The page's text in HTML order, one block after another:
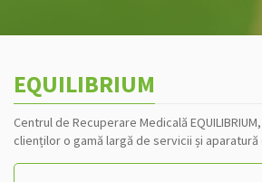
EQUILIBRIUM
Centrul de Recuperare Medicală
clienților o gamă largă de servicii și